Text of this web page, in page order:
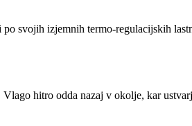
svojih izjemnih termo-regulacijskih
hitro odda nazaj v okolje, kar